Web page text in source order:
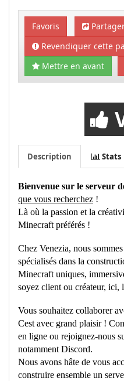
Favoris
Revendiquer cette
Mettre en avant
Description Stats
Bienvenue sur le serveur
que vous recherchez !
Là où la passion et la
Minecraft préférés !
Chez Venezia, nous
spécialisés dans la
Minecraft uniques,
soyez client ou créateur, ici,
Vous souhaitez collaborer
Cest avec grand plaisir !
en ligne ou rejoignez-nous
notamment Discord.
Nous avons hâte de vous
construire ensemble un